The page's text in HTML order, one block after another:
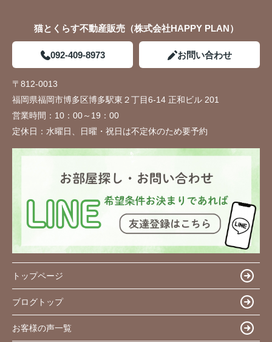
猫とくらす不動産販売（株式会社HAPPY PLAN）
092-409-8973 お問い合わせ
〒812-0013
福岡県福岡市博多区博多駅東２丁目6-14 正和ビル 201
営業時間： 10：00～19：00
定休日： 水曜日、日曜・祝日は不定休のため要予約
トップページ
ブログトップ
お客様の声一覧